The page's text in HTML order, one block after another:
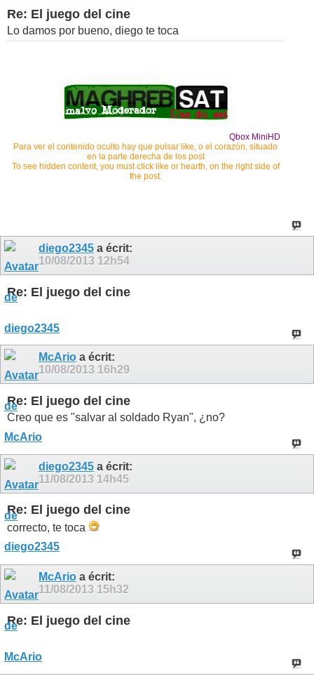
Re: El juego del cine
Lo damos por bueno, diego te toca
Qbox MiniHD
Para ver el contenido oculto hay que pulsar like, o el corazón, situado
en la parte derecha de los post
To see hidden content, you must click like or hearth, on the right side of
the post.
diego2345 a écrit:
10/08/2013 12h54
Re: El juego del cine
McArio a écrit:
10/08/2013 16h29
Re: El juego del cine
Creo que es "salvar al soldado Ryan", ¿no?
diego2345 a écrit:
11/08/2013 14h45
Re: El juego del cine
correcto, te toca
McArio a écrit:
11/08/2013 15h32
Re: El juego del cine